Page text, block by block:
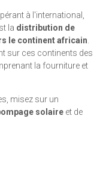
à l'international,
la distribution de
le continent africain
sur ces continents des
la fourniture et
misez sur un
solaire et de